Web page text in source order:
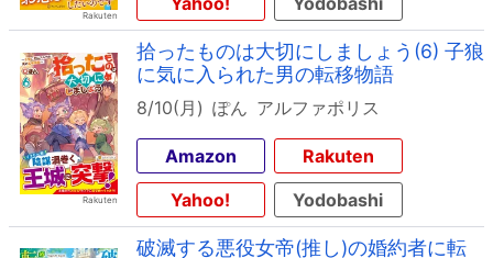
拾ったものは大切にしましょう(6) 子狼
に気に入られた男の転移物語
8/10(月) ぽん アルファポリス
Amazon
Rakuten
Yahoo!
Yodobashi
破滅する悪役女帝(推し)の婚約者に転